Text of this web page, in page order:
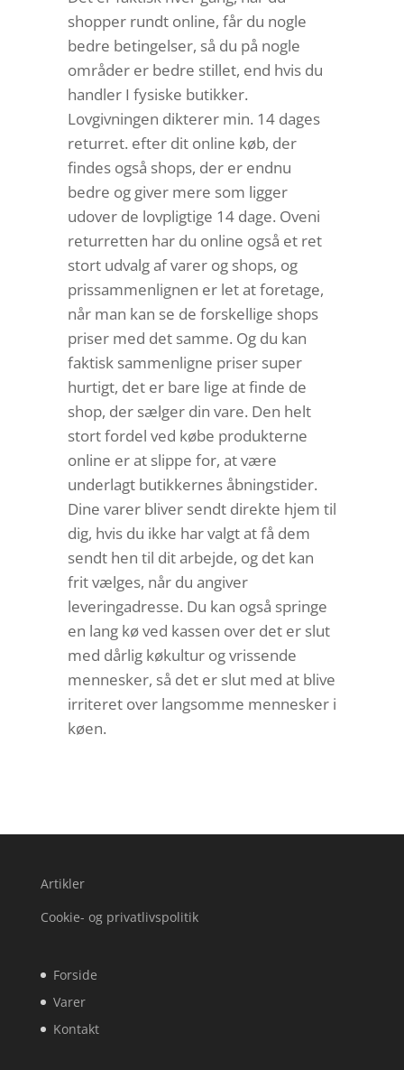
shopper rundt online, får du nogle
bedre betingelser, så du på nogle
områder er bedre stillet, end hvis du
handler I fysiske butikker.
Lovgivningen dikterer min. 14 dages
returret. efter dit online køb, der
findes også shops, der er endnu
bedre og giver mere som ligger
udover de lovpligtige 14 dage. Oveni
returretten har du online også et ret
stort udvalg af varer og shops, og
prissammenlignen er let at foretage,
når man kan se de forskellige shops
priser med det samme. Og du kan
faktisk sammenligne priser super
hurtigt, det er bare lige at finde de
shop, der sælger din vare. Den helt
stort fordel ved købe produkterne
online er at slippe for, at være
underlagt butikkernes åbningstider.
Dine varer bliver sendt direkte hjem til
dig, hvis du ikke har valgt at få dem
sendt hen til dit arbejde, og det kan
frit vælges, når du angiver
leveringadresse. Du kan også springe
en lang kø ved kassen over det er slut
med dårlig køkultur og vrissende
mennesker, så det er slut med at blive
irriteret over langsomme mennesker i
køen.
Artikler
Cookie- og privatlivspolitik
Forside
Varer
Kontakt